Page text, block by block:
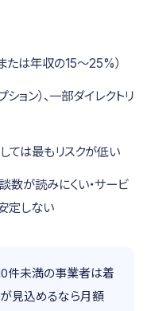
たは年収の15〜25%）
ョン）、一部ダイレクトリ
ては最もリスクが低い
数が読みにくい・サービ
定しない
件未満の事業者は着
見込めるなら月額